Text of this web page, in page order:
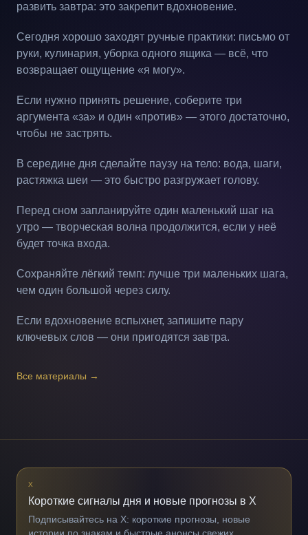
развить завтра: это закрепит вдохновение.
Сегодня хорошо заходят ручные практики: письмо от
руки, кулинария, уборка одного ящика — всё, что
возвращает ощущение «я могу».
Если нужно принять решение, соберите три
аргумента «за» и один «против» — этого достаточно,
чтобы не застрять.
В середине дня сделайте паузу на тело: вода, шаги,
растяжка шеи — это быстро разгружает голову.
Перед сном запланируйте один маленький шаг на
утро — творческая волна продолжится, если у неё
будет точка входа.
Сохраняйте лёгкий темп: лучше три маленьких шага,
чем один большой через силу.
Если вдохновение вспыхнет, запишите пару
ключевых слов — они пригодятся завтра.
Все материалы →
X
Короткие сигналы дня и новые прогнозы в X
Подписывайтесь на X: короткие прогнозы, новые